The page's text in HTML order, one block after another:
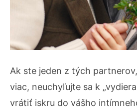
Ak ste jeden z tých
viac, neuchyľujte sa k
vrátiť iskru do vášho